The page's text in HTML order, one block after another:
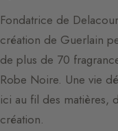
Fondatrice de
création de Guerlain
de plus de 70
Robe Noire. Une vie
ici au fil des matières,
création.